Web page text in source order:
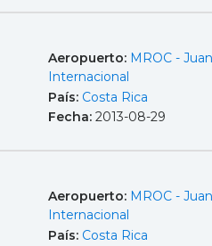
Aeropuerto: MROC -
Internacional
País: Costa Rica
Fecha: 2013-08-29
Aeropuerto: MROC -
Internacional
País: Costa Rica